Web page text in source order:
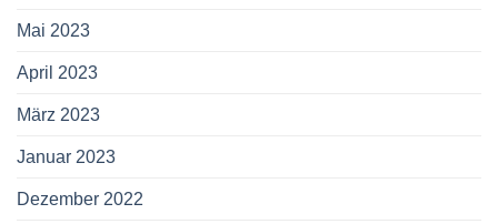
Mai 2023
April 2023
März 2023
Januar 2023
Dezember 2022